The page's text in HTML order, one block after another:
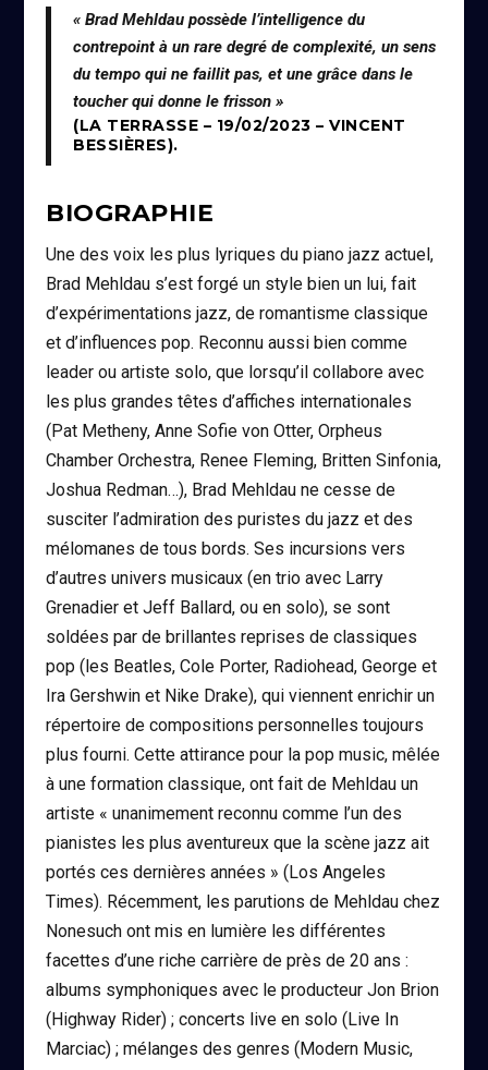
« Brad Mehldau possède l’intelligence du
contrepoint à un rare degré de complexité, un sens
du tempo qui ne faillit pas, et une grâce dans le
toucher qui donne le frisson »
(LA TERRASSE – 19/02/2023 – VINCENT
BESSIÈRES).
BIOGRAPHIE
Une des voix les plus lyriques du piano jazz actuel,
Brad Mehldau s’est forgé un style bien un lui, fait
d’expérimentations jazz, de romantisme classique
et d’influences pop. Reconnu aussi bien comme
leader ou artiste solo, que lorsqu’il collabore avec
les plus grandes têtes d’affiches internationales
(Pat Metheny, Anne Sofie von Otter, Orpheus
Chamber Orchestra, Renee Fleming, Britten Sinfonia,
Joshua Redman…), Brad Mehldau ne cesse de
susciter l’admiration des puristes du jazz et des
mélomanes de tous bords. Ses incursions vers
d’autres univers musicaux (en trio avec Larry
Grenadier et Jeff Ballard, ou en solo), se sont
soldées par de brillantes reprises de classiques
pop (les Beatles, Cole Porter, Radiohead, George et
Ira Gershwin et Nike Drake), qui viennent enrichir un
répertoire de compositions personnelles toujours
plus fourni. Cette attirance pour la pop music, mêlée
à une formation classique, ont fait de Mehldau un
artiste « unanimement reconnu comme l’un des
pianistes les plus aventureux que la scène jazz ait
portés ces dernières années » (Los Angeles
Times). Récemment, les parutions de Mehldau chez
Nonesuch ont mis en lumière les différentes
facettes d’une riche carrière de près de 20 ans :
albums symphoniques avec le producteur Jon Brion
(Highway Rider) ; concerts live en solo (Live In
Marciac) ; mélanges des genres (Modern Music,